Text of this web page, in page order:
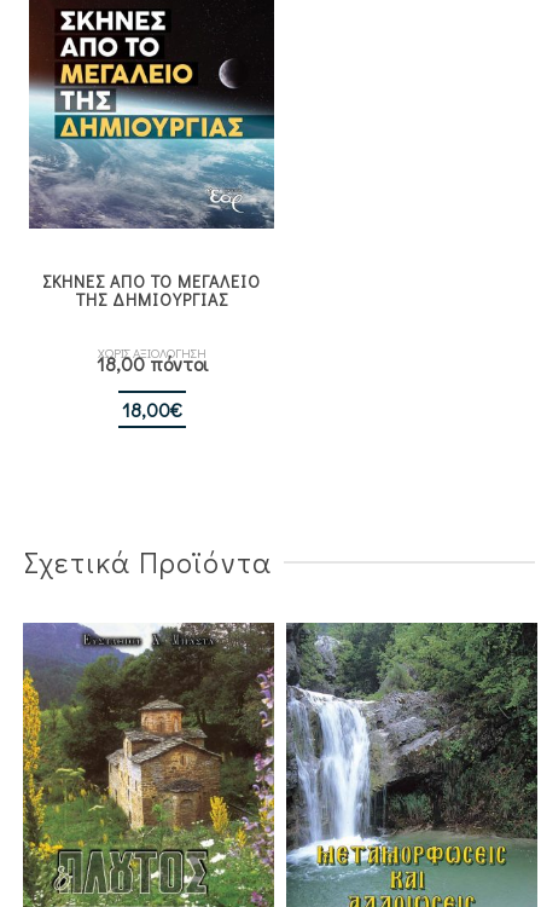
ΣΚΗΝΕΣ ΑΠΟ ΤΟ ΜΕΓΑΛΕΙΟ
ΤΗΣ ΔΗΜΙΟΥΡΓΙΑΣ
ΧΩΡΙΣ ΑΞΙΟΛΟΓΗΣΗ
18,00 πόντοι
18,00€
Σχετικά Προϊόντα